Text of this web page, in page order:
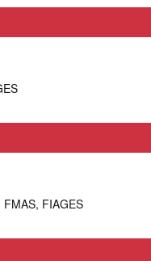
FIAGES